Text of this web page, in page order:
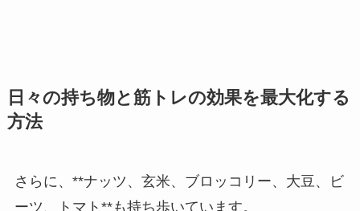
日々の持ち物と筋トレの効果を最大化する
方法
さらに、**ナッツ、玄米、ブロッコリー、大豆、ビ
ーツ、トマト**も持ち歩いています。